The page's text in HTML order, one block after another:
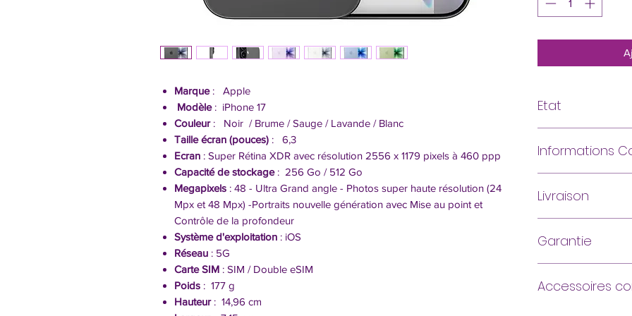
Marque: Apple
Modèle: iPhone 17
Couleur: Noir / Brume / Sauge / Lavande / Blanc
Taille écran (pouces) : 6,3
Ecran : Super Rétina XDR avec résolution 2556 x 1179 pixels à 460 ppp
Capacité de stockage : 256 Go / 512 Go
Megapixels : 48 - Ultra Grand angle - Photos super haute résolution (24
Mpx et 48 Mpx) -Portraits nouvelle génération avec Mise au point et
Contrôle de la profondeur
Système d'exploitation : iOS
Réseau : 5G
Carte SIM : SIM / Double eSIM
Poids : 177 g
Hauteur: 14,96 cm
Etat
Excellent état
Très bon état
et/ou la tranche
Informations
Attention,
notre équipe
Livraison
Garantie
utilisation, hors
Accessoires